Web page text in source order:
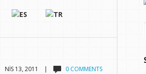
NIS 13, 2011 | 0 COMMENTS